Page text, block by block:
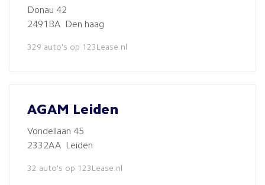
Donau 42
2491BA Den haag
329 auto's op 123Lease.nl
AGAM Leiden
Vondellaan 45
2332AA Leiden
32 auto's op 123Lease.nl